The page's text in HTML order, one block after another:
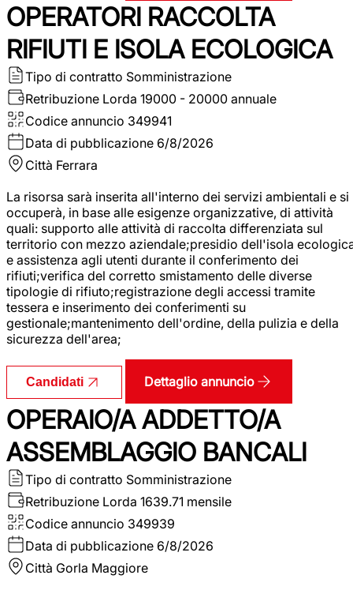
OPERATORI RACCOLTA
RIFIUTI E ISOLA ECOLOGICA
Tipo di contratto Somministrazione
Retribuzione Lorda 19000 - 20000 annuale
Codice annuncio 349941
Data di pubblicazione 6/8/2026
Città Ferrara
La risorsa sarà inserita all'interno dei servizi ambientali e si
occuperà, in base alle esigenze organizzative, di attività
quali: supporto alle attività di raccolta differenziata sul
territorio con mezzo aziendale;presidio dell'isola
e assistenza agli utenti durante il conferimento dei
rifiuti;verifica del corretto smistamento delle diverse
tipologie di rifiuto;registrazione degli accessi tramite
tessera e inserimento dei conferimenti su
gestionale;mantenimento dell'ordine, della pulizia e della
sicurezza dell'area;
Candidati Dettaglio annuncio
OPERAIO/A ADDETTO/A
ASSEMBLAGGIO BANCALI
Tipo di contratto Somministrazione
Retribuzione Lorda 1639.71 mensile
Codice annuncio 349939
Data di pubblicazione 6/8/2026
Città Gorla Maggiore